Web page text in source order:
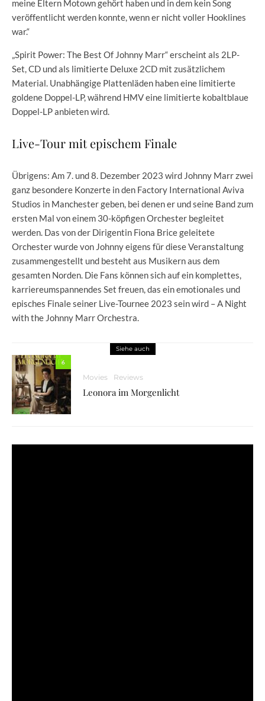
meine Eltern Motown gehört haben und in dem kein Song
veröffentlicht werden konnte, wenn er nicht voller Hooklines
war.“
„Spirit Power: The Best Of Johnny Marr“ erscheint als 2LP-
Set, CD und als limitierte Deluxe 2CD mit zusätzlichem
Material. Unabhängige Plattenläden haben eine limitierte
goldene Doppel-LP, während HMV eine limitierte kobaltblaue
Doppel-LP anbieten wird.
Live-Tour mit epischem Finale
Übrigens: Am 7. und 8. Dezember 2023 wird Johnny Marr zwei
ganz besondere Konzerte in den Factory International Aviva
Studios in Manchester geben, bei denen er und seine Band zum
ersten Mal von einem 30-köpfigen Orchester begleitet
werden. Das von der Dirigentin Fiona Brice geleitete
Orchester wurde von Johnny eigens für diese Veranstaltung
zusammengestellt und besteht aus Musikern aus dem
gesamten Norden. Die Fans können sich auf ein komplettes,
karriereumspannendes Set freuen, das ein emotionales und
episches Finale seiner Live-Tournee 2023 sein wird – A Night
with the Johnny Marr Orchestra.
Siehe auch
6
Movies Reviews
Leonora im Morgenlicht